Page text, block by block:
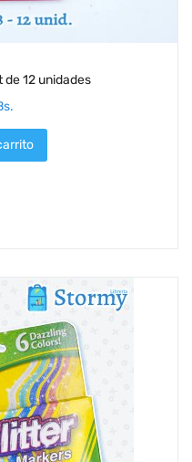
de 12 unidades